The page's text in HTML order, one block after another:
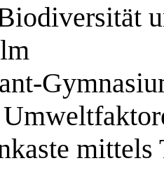
mittels